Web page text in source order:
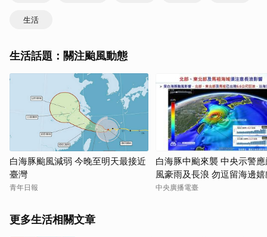
生活
生活話題：關注颱風動態
白海豚颱風減弱 今晚至明天最接近
臺灣
青年日報
白海豚中颱來襲 中央示警
風豪雨及長浪 勿逗留海邊
中央廣播電臺
更多生活相關文章